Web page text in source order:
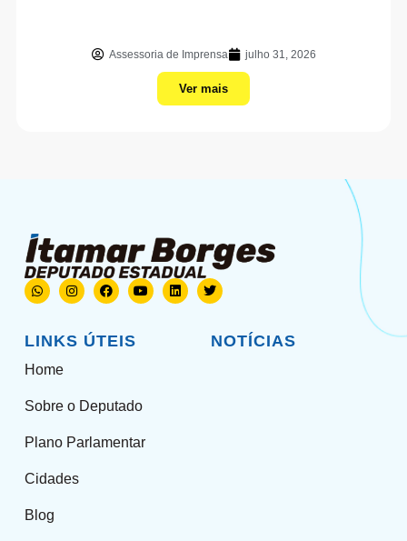
Assessoria de Imprensa julho 31, 2026
Ver mais
LINKS ÚTEIS
Home
Sobre o Deputado
Plano Parlamentar
Cidades
Blog
NOTÍCIAS